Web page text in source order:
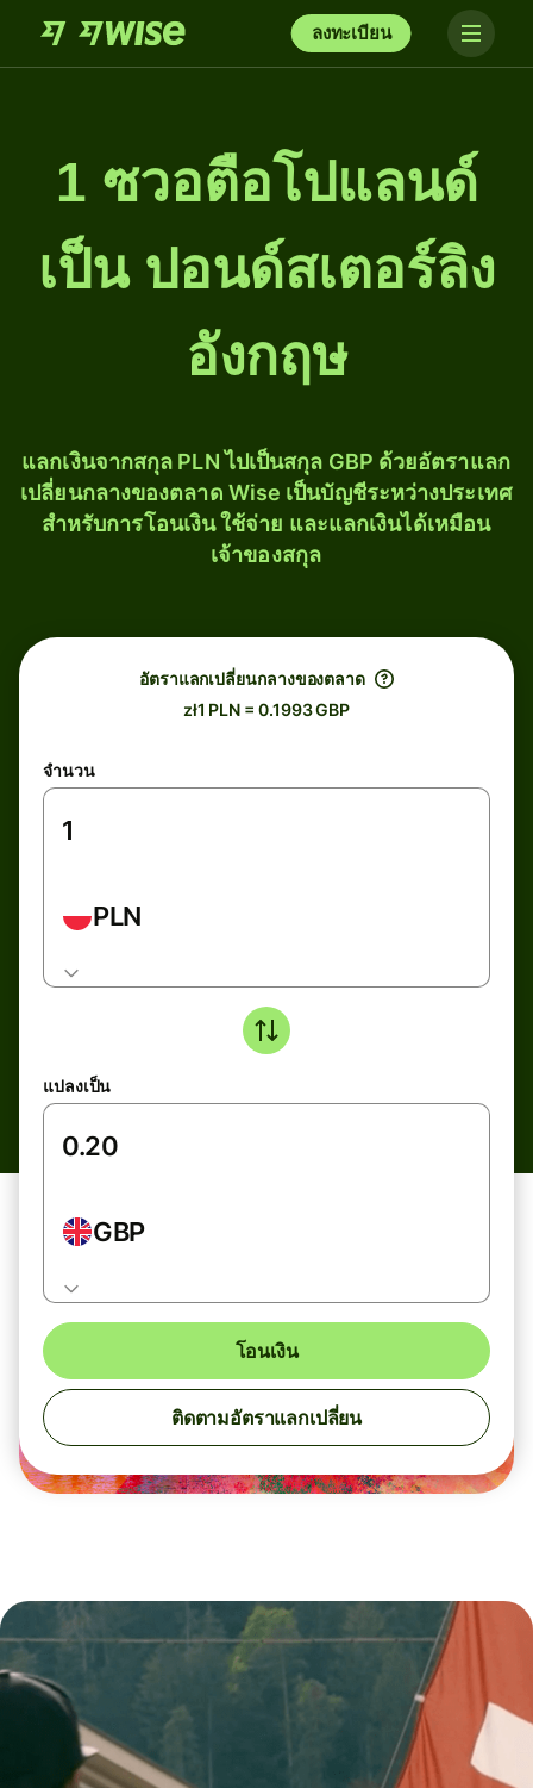
ลงทะเบียน
1 ซวอตือโปแลนด์
เป็น ปอนด์สเตอร์ลิง
อังกฤษ
แลกเงินจากสกุล PLN ไปเป็นสกุล GBP ด้วยอัตราแลก
เปลี่ยนกลางของตลาด Wise เป็นบัญชีระหว่างประเทศ
สำหรับการโอนเงิน ใช้จ่าย และแลกเงินได้เหมือน
เจ้าของสกุล
อัตราแลกเปลี่ยนกลางของตลาด
zł1 PLN = 0.1993 GBP
จำนวน
PLN
แปลงเป็น
GBP
โอนเงิน
ติดตามอัตราแลกเปลี่ยน